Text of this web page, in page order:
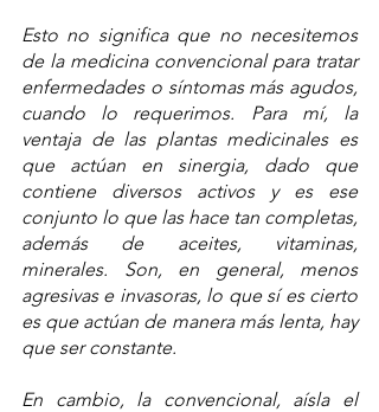
Esto no significa que no necesitemos
de la medicina convencional para tratar
enfermedades o síntomas más agudos,
cuando lo requerimos. Para mí, la
ventaja de las plantas medicinales es
que actúan en sinergia, dado que
contiene diversos activos y es ese
conjunto lo que las hace tan completas,
además de aceites, vitaminas,
minerales. Son, en general, menos
agresivas e invasoras, lo que sí es cierto
es que actúan de manera más lenta, hay
que ser constante.
En cambio, la convencional, aísla el